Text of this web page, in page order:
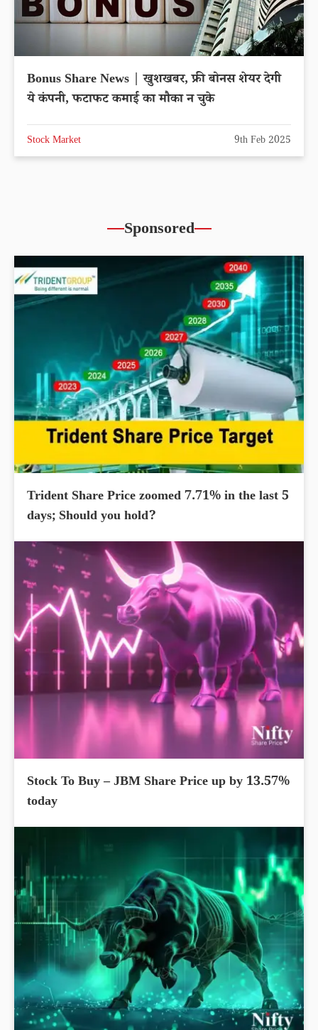
Bonus Share News | खुशखबर, फ्री बोनस शेयर देगी
ये कंपनी, फटाफट कमाई का मौका न चुके
Stock Market 9th Feb 2025
Sponsored
Trident Share Price zoomed 7.71% in the last 5
days; Should you hold?
Stock To Buy – JBM Share Price up by 13.57%
today